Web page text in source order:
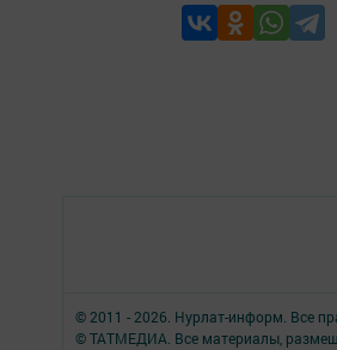
© 2011 - 2026. Нурлат-⁠информ. Все
© ТАТМЕДИА. Все материалы,